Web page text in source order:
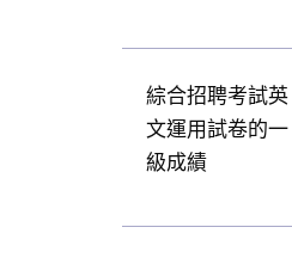
綜合招聘考試英
文運用試卷的一
級成績